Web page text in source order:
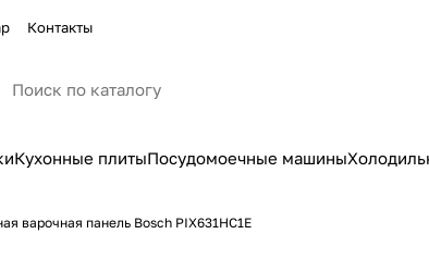
Контакты
Кухонные плитыПосудомоечные машины
варочная панель Bosch PIX631HC1E